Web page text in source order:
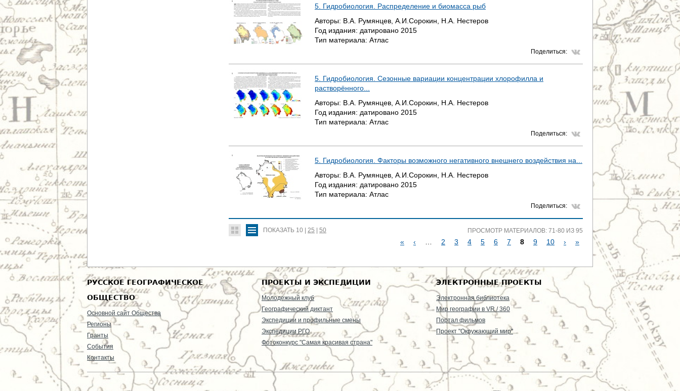
5. Гидробиология. Распределение и биомасса рыб
Авторы: В.А. Румянцев, А.И.Сорокин, Н.А. Нестеров
Год издания: датировано 2015
Тип материала: Атлас
Поделиться:
5. Гидробиология. Сезонные вариации концентрации хлорофилла и
растворённого...
Авторы: В.А. Румянцев, А.И.Сорокин, Н.А. Нестеров
Год издания: датировано 2015
Тип материала: Атлас
Поделиться:
5. Гидробиология. Факторы возможного негативного внешнего воздействия на...
Авторы: В.А. Румянцев, А.И.Сорокин, Н.А. Нестеров
Год издания: датировано 2015
Тип материала: Атлас
Поделиться:
ПОКАЗАТЬ 10 25 50 ПРОСМОТР МАТЕРИАЛОВ: 71-80 ИЗ 95
Н
И
Ц
« ‹ 2 3 4 5 6 7 8 9 10 › »
РУССКОЕ ГЕОГРАФИЧЕСКОЕ
ОБЩЕСТВО
Основной сайт Общества
Регионы
Гранты
События
Контакты
ПРОЕКТЫ И ЭКСПЕДИЦИИ
Молодежный клуб
Географический диктант
Экспедиции и профильные смены
Экспедиции РГО
Фотоконкурс "Самая красивая страна"
ЭЛЕКТРОННЫЕ ПРОЕКТЫ
Электронная библиотека
Мир географии в VR / 360
Портал фильмов
Проект "Окружающий мир"